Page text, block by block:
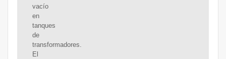
vacío
en
tanques
de
transformadores.
El